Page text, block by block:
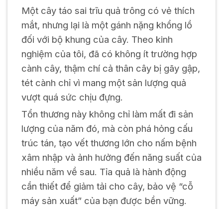
Một cây táo sai trĩu quả trông có vẻ thích
mắt, nhưng lại là một gánh nặng khổng lồ
đối với bộ khung của cây. Theo kinh
nghiệm của tôi, đã có không ít trường hợp
cành cây, thậm chí cả thân cây bị gãy gập,
tét cành chỉ vì mang một sản lượng quả
vượt quá sức chịu đựng.
Tổn thương này không chỉ làm mất đi sản
lượng của năm đó, mà còn phá hỏng cấu
trúc tán, tạo vết thương lớn cho nấm bệnh
xâm nhập và ảnh hưởng đến năng suất của
nhiều năm về sau. Tỉa quả là hành động
cần thiết để giảm tải cho cây, bảo vệ “cỗ
máy sản xuất” của bạn được bền vững.